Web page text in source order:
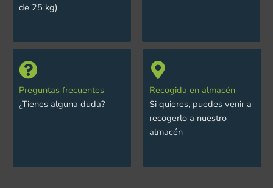
de 25 kg)
Preguntas frecuentes
¿Tienes alguna duda?
Recogida en almacén
Si quieres, puedes venir a
recogerlo a nuestro
almacén